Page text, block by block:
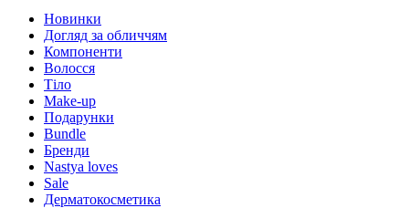
Новинки
Догляд за обличчям
Компоненти
Волосся
Тіло
Make-up
Подарунки
Bundle
Бренди
Nastya loves
Sale
Дерматокосметика